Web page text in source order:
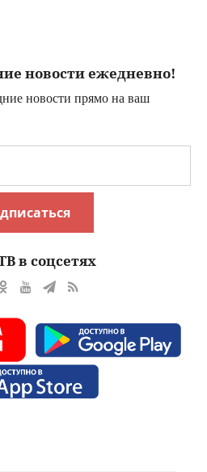
новости ежедневно!
новости прямо на ваш
в соцсетях